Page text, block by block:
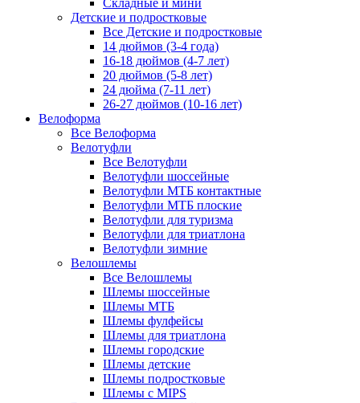
Складные и мини
Детские и подростковые
Все Детские и подростковые
14 дюймов (3-4 года)
16-18 дюймов (4-7 лет)
20 дюймов (5-8 лет)
24 дюйма (7-11 лет)
26-27 дюймов (10-16 лет)
Велоформа
Все Велоформа
Велотуфли
Все Велотуфли
Велотуфли шоссейные
Велотуфли МТБ контактные
Велотуфли МТБ плоские
Велотуфли для туризма
Велотуфли для триатлона
Велотуфли зимние
Велошлемы
Все Велошлемы
Шлемы шоссейные
Шлемы МТБ
Шлемы фулфейсы
Шлемы для триатлона
Шлемы городские
Шлемы детские
Шлемы подростковые
Шлемы с MIPS